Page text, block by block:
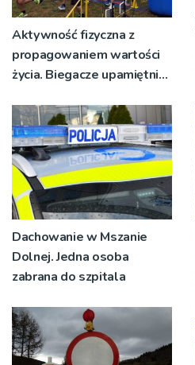
Aktywność fizyczna z
propagowaniem wartości
życia. Biegacze upamiętnili
Dachowanie w Mszanie
Dolnej. Jedna osoba
zabrana do szpitala